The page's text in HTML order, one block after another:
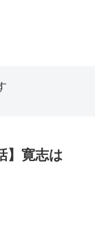
】寛志は